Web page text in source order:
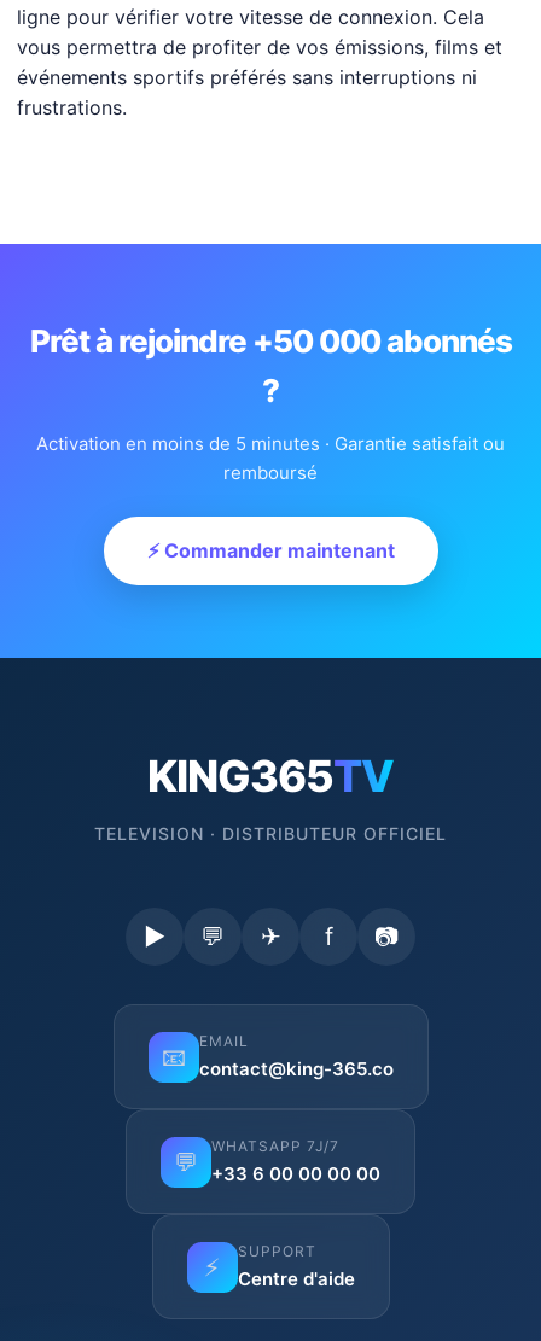
ligne pour vérifier votre vitesse de connexion. Cela
vous permettra de profiter de vos émissions, films et
événements sportifs préférés sans interruptions ni
frustrations.
Prêt à rejoindre +50 000 abonnés
?
Activation en moins de 5 minutes · Garantie satisfait ou
remboursé
⚡ Commander maintenant
KING365TV
TELEVISION · DISTRIBUTEUR OFFICIEL
▶ 💬 ✈ f 📷
📧
EMAIL
contact@king-365.co
💬
WHATSAPP 7J/7
+33 6 00 00 00 00
⚡
SUPPORT
Centre d'aide